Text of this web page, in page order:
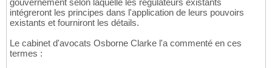
gouvernement selon laquelle les régulateurs existants
intégreront les principes dans l'application de leurs pouvoirs
existants et fourniront les détails.
Le cabinet d'avocats Osborne Clarke l'a commenté en ces
termes :